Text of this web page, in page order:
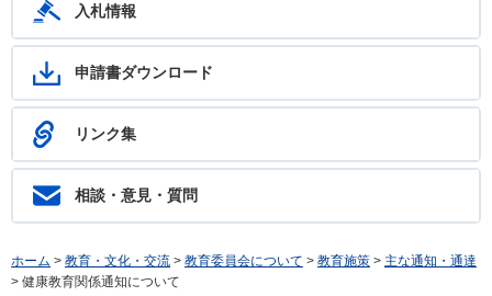
入札情報
申請書ダウンロード
リンク集
相談・意見・質問
ホーム > 教育・文化・交流 > 教育委員会について > 教育施策 > 主な通知・通達
> 健康教育関係通知について